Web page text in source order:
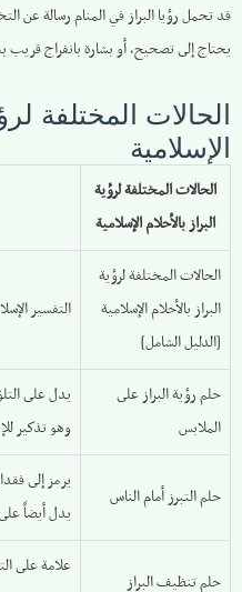
قد تحمل رؤيا البراز في المنام رسالة
يحتاج إلى تصحيح، أو بشارة بانفراج
الحالات المختلفة
الإسلامية
الحالات المختلفة لرؤية
البراز بالأحلام الإسلامية
الحالات المختلفة لرؤية
البراز بالأحلام الإسلامية
[الدليل الشامل]
التفسير
حلم رؤية البراز على
الملابس
يدل على
وهو تذكير
حلم التبرز أمام الناس
يرمز إلى
يدل أيضاً
حلم تنظيف البراز
علامة على